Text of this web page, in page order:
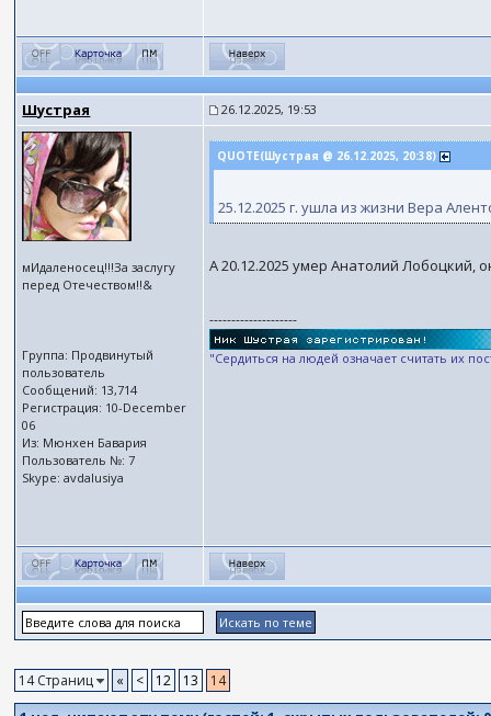
Шустрая 26.12.2025, 19:53
мИдаленосец!!!За заслугу
перед Отечеством!!&
Группа: Продвинутый
пользователь
Сообщений: 13,714
Регистрация: 10-December
06
Из: Мюнхен Бавария
Пользователь №: 7
Skype: avdalusiya
QUOTE(Шустрая @ 26.12.2025, 20:38)
25.12.2025 г. ушла из жизни Вера
А 20.12.2025 умер Анатолий Лобоцкий,
--------------------
"Сердиться на людей означает считать их
14 Страниц « < 12 13 14